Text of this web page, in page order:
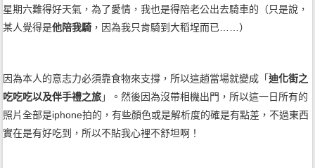
星期六難得好天氣，為了愛情，我也是得陪老公出去騎車的（只是說，
某人覺得是他陪我騎 ，因為我只肯騎到大稻埕而已……）
因為本人的意志力必須靠食物來支撐，所以這趟當場就變成「迪化街之
吃吃吃以及伴手禮之旅」。然後因為沒帶相機出門，所以這一日所有的
照片全部是iphone拍的，有些顏色或是解析度的確是有點差，不過東西
實在是有好吃到，所以不貼我心裡不舒坦啊！